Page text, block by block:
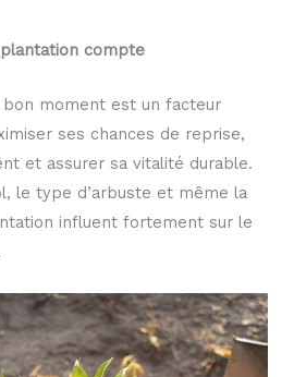
compte
bon moment est un facteur
ses chances de reprise,
et assurer sa vitalité durable.
le type d’arbuste et même la
influent fortement sur le